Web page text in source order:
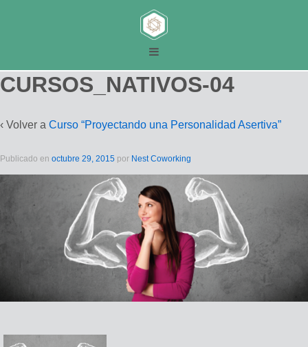
CURSOS_NATIVOS-04
‹ Volver a Curso “Proyectando una Personalidad Asertiva”
Publicado en octubre 29, 2015 por Nest Coworking